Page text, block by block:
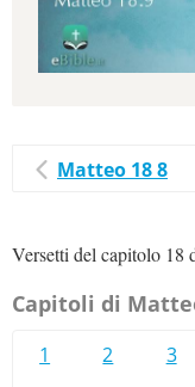
Matteo 18 8
Versetti del capitolo 18
Capitoli di
1 2 3